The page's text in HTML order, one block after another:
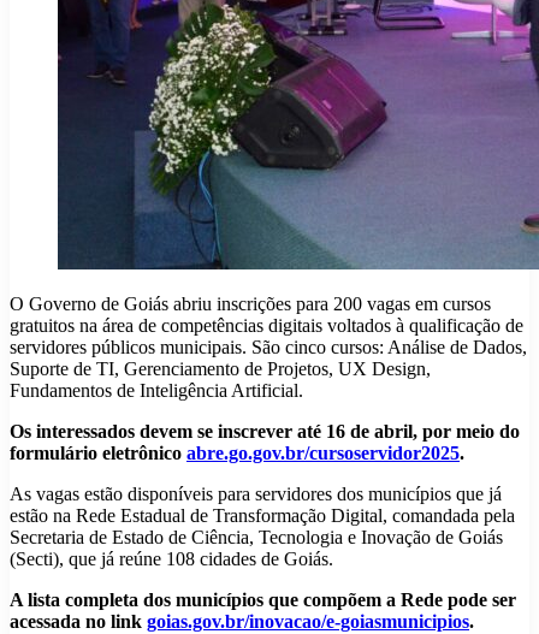
O Governo de Goiás abriu inscrições para 200 vagas em cursos
gratuitos na área de competências digitais voltados à qualificação de
servidores públicos municipais. São cinco cursos: Análise de Dados,
Suporte de TI, Gerenciamento de Projetos, UX Design,
Fundamentos de Inteligência Artificial.
Os interessados devem se inscrever até 16 de abril, por meio do
formulário eletrônico abre.go.gov.br/cursoservidor2025.
As vagas estão disponíveis para servidores dos municípios que já
estão na Rede Estadual de Transformação Digital, comandada pela
Secretaria de Estado de Ciência, Tecnologia e Inovação de Goiás
(Secti), que já reúne 108 cidades de Goiás.
A lista completa dos municípios que compõem a Rede pode ser
acessada no link goias.gov.br/inovacao/e-goiasmunicipios.